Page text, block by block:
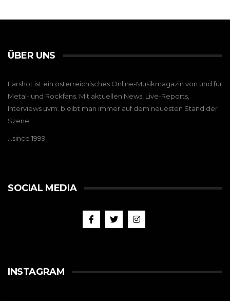
ÜBER UNS
Earshot ist ein österreichisches Online-Musikmagazin von und für
Metal- und Rockfans. Mit aktuellen News, Live-Reports,
Interviews uvm. bleibt man immer auf dem neuesten Stand der
Szene.
…since 1999
SOCIAL MEDIA
INSTAGRAM